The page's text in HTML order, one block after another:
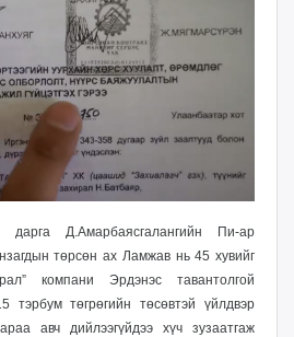
Д.Амарбаясгалангийн Пи-ар
төрсөн ах Ламжав нь 45 хувийг
компани Эрдэнэс тавантолгой
тэрбум төгрөгийн төсөвтэй үйлдвэр
авч дийлээгүйдээ хүч зузаатгаж